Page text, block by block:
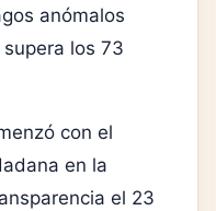
anómalos
los 73
con el
en la
el 23